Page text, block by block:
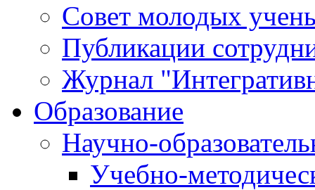
Совет молодых
Публикации
Журнал
Образование
Научно-
Учебно-